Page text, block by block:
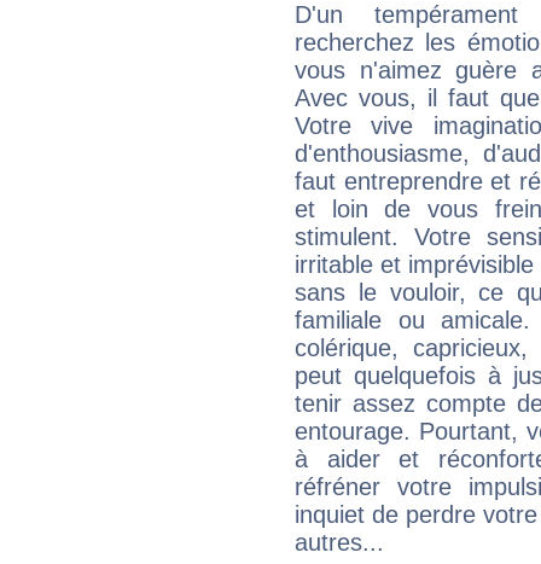
D'un
recherchez les
vous n'aimez guère
Avec vous, il faut
Votre vive
d'enthousiasme,
faut entreprendre et
et loin de vous
stimulent. Votre
irritable et
sans le vouloir, ce
familiale ou
colérique,
peut quelquefois à
tenir assez compte
entourage. Pourtant,
à aider et
réfréner votre
inquiet de perdre
autres...